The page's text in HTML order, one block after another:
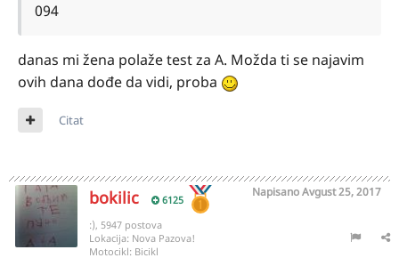
094
danas mi žena polaže test za A. Možda ti se najavim
ovih dana dođe da vidi, proba
Citat
bokilic 6125
NapisanoAvgust 25, 2017
:), 5947 postova
Lokacija: Nova Pazova!
Motocikl: Bicikl